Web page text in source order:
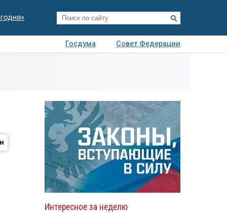
Госдума
Совет Федерации
Интересное за неделю